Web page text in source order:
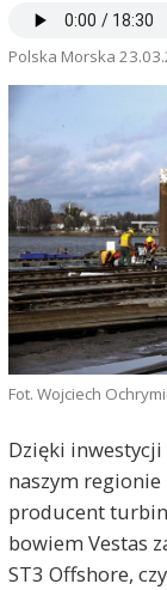
Polska Morska
Fot. Wojciech
Dzięki
naszym
producent
bowiem Vestas
ST3 Offshore,